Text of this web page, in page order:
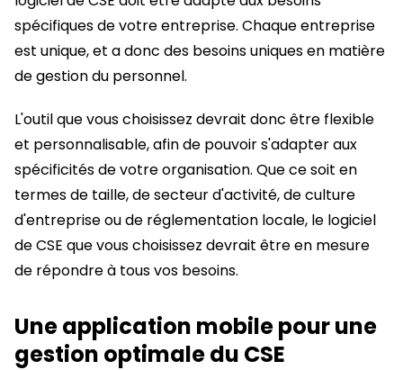
spécifiques de votre entreprise. Chaque entreprise
est unique, et a donc des besoins uniques en matière
de gestion du personnel.
L'outil que vous choisissez devrait donc être flexible
et personnalisable, afin de pouvoir s'adapter aux
spécificités de votre organisation. Que ce soit en
termes de taille, de secteur d'activité, de culture
d'entreprise ou de réglementation locale, le logiciel
de CSE que vous choisissez devrait être en mesure
de répondre à tous vos besoins.
Une application mobile pour une
gestion optimale du CSE